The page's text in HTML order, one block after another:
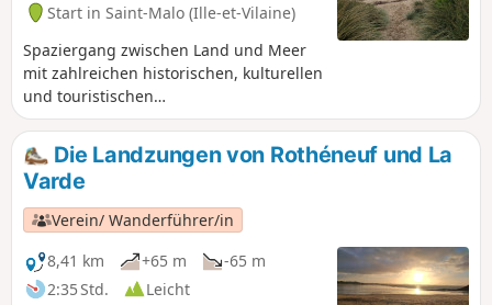
Start in Saint-Malo (Ille-et-Vilaine)
Spaziergang zwischen Land und Meer
mit zahlreichen historischen, kulturellen
und touristischen
Sehenswürdigkeiten.Start in der Stadt,
dann durch die grüne Landschaft von
Saint-Coulomb.Rückweg über die
Smaragdküste mit ihren herrlichen
Sandstränden.Entdeckung des
Naturschutzgebiets Pointe de la Varde
mit Panoramablick von Saint-Malo bis
zum Cap Fréhel.
Die Landzungen von Rothéneuf und La
Varde
Verein/ Wanderführer/in
8,41 km
+65 m
-65 m
2:35 Std.
Leicht